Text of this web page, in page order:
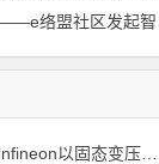
大联大诠鼎集团携手Infineon以固态变压器重构配电效率新标杆